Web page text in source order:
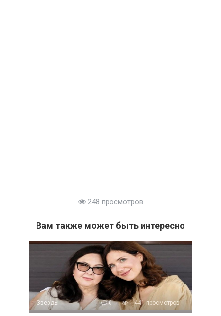
248 просмотров
Вам также может быть интересно
Звезды 0 1 441 просмотров